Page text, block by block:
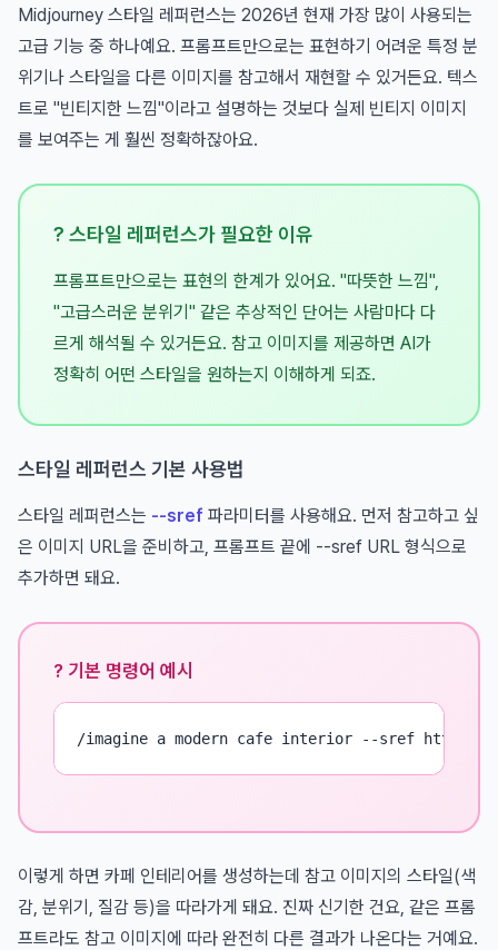
Midjourney 스타일 레퍼런스는 2026년 현재 가장 많이 사용되는
고급 기능 중 하나예요. 프롬프트만으로는 표현하기 어려운 특정 분
위기나 스타일을 다른 이미지를 참고해서 재현할 수 있거든요. 텍스
트로 "빈티지한 느낌"이라고 설명하는 것보다 실제 빈티지 이미지
를 보여주는 게 훨씬 정확하잖아요.
? 스타일 레퍼런스가 필요한 이유
프롬프트만으로는 표현의 한계가 있어요. "따뜻한 느낌",
"고급스러운 분위기" 같은 추상적인 단어는 사람마다 다
르게 해석될 수 있거든요. 참고 이미지를 제공하면 AI가
정확히 어떤 스타일을 원하는지 이해하게 되죠.
스타일 레퍼런스 기본 사용법
스타일 레퍼런스는 --sref 파라미터를 사용해요. 먼저 참고하고 싶
은 이미지 URL을 준비하고, 프롬프트 끝에 --sref URL 형식으로
추가하면 돼요.
? 기본 명령어 예시
/imagine a modern cafe interior --sref https://
이렇게 하면 카페 인테리어를 생성하는데 참고 이미지의 스타일(색
감, 분위기, 질감 등)을 따라가게 돼요. 진짜 신기한 건요, 같은 프롬
프트라도 참고 이미지에 따라 완전히 다른 결과가 나온다는 거예요.